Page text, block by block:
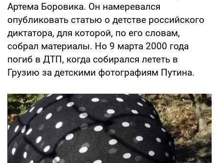
Артема Боровика. Он намеревался
опубликовать статью о детстве российского
диктатора, для которой, по его словам,
собрал материалы. Но 9 марта 2000 года
погиб в ДТП, когда собирался лететь в
Грузию за детскими фотографиям Путина.